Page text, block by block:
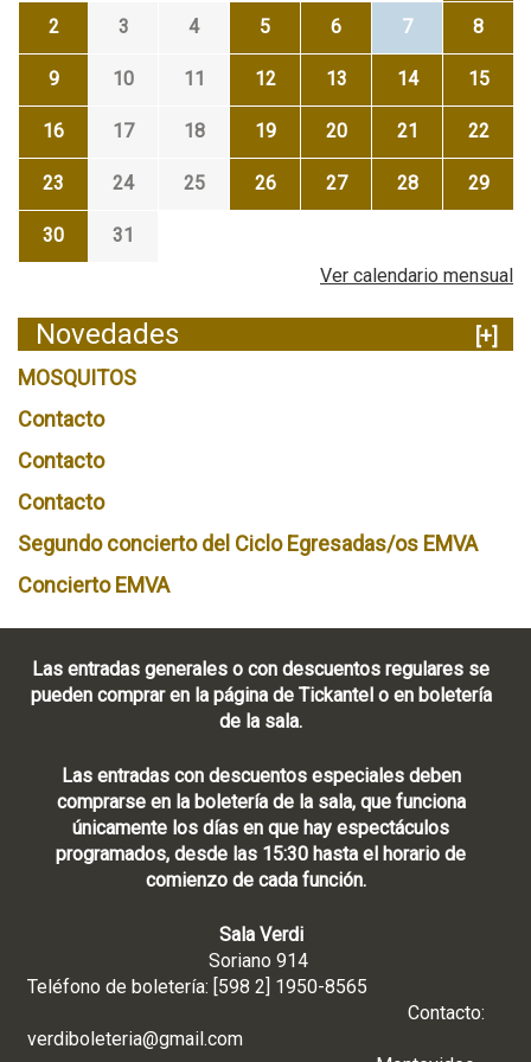
2 3 4 5 6 7 8
9 10 11 12 13 14 15
16 17 18 19 20 21 22
23 24 25 26 27 28 29
30
31
Ver calendario mensual
Novedades
[+]
MOSQUITOS
Contacto
Contacto
Contacto
Segundo concierto del Ciclo Egresadas/os EMVA
Concierto EMVA
Las entradas generales o con descuentos regulares se
pueden comprar en la página de Tickantel o en boletería
de la sala.
Las entradas con descuentos especiales deben
comprarse en la boletería de la sala, que funciona
únicamente los días en que hay espectáculos
programados, desde las 15:30 hasta el horario de
comienzo de cada función.
Sala Verdi
Soriano 914
Teléfono de boletería: [598 2] 1950-8565
Contacto:
verdiboleteria@gmail.com